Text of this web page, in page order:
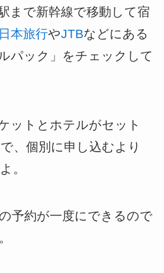
まで新幹線で移動して宿
日本旅行やJTBなどにある
パック」をチェックして
ットとホテルがセット
、個別に申し込むより
。
予約が一度にできるので